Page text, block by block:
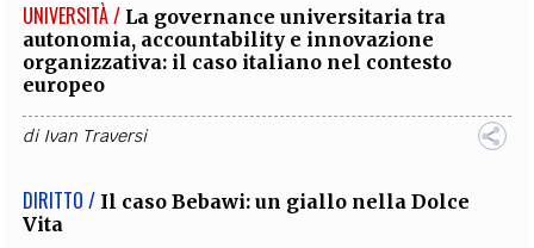
UNIVERSITÀ / La governance universitaria tra
autonomia, accountability e innovazione
organizzativa: il caso italiano nel contesto
europeo
di Ivan Traversi
DIRITTO / Il caso Bebawi: un giallo nella Dolce
Vita